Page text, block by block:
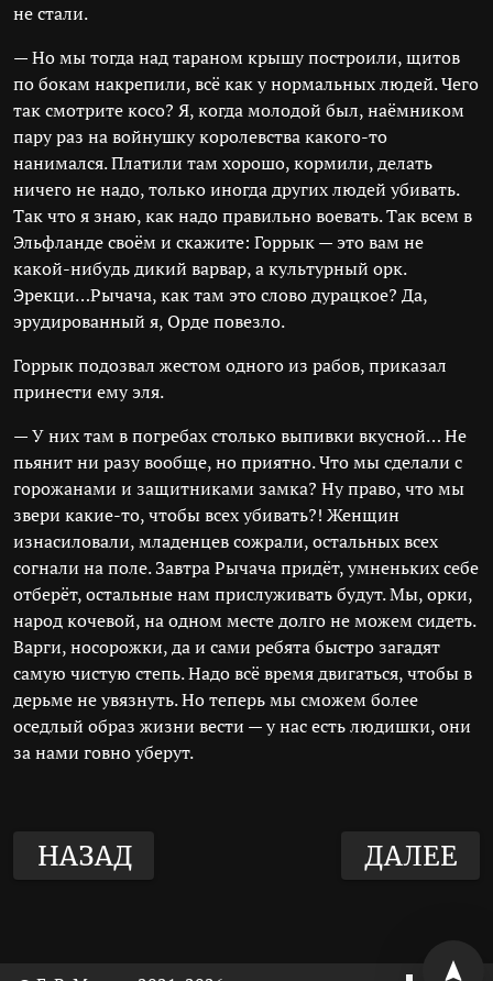
не стали.
— Но мы тогда над тараном крышу построили, щитов
по бокам накрепили, всё как у нормальных людей. Чего
так смотрите косо? Я, когда молодой был, наёмником
пару раз на войнушку королевства какого-то
нанимался. Платили там хорошо, кормили, делать
ничего не надо, только иногда других людей убивать.
Так что я знаю, как надо правильно воевать. Так всем в
Эльфланде своём и скажите: Горрык — это вам не
какой-нибудь дикий варвар, а культурный орк.
Эрекци…Рычача, как там это слово дурацкое? Да,
эрудированный я, Орде повезло.
Горрык подозвал жестом одного из рабов, приказал
принести ему эля.
— У них там в погребах столько выпивки вкусной… Не
пьянит ни разу вообще, но приятно. Что мы сделали с
горожанами и защитниками замка? Ну право, что мы
звери какие-то, чтобы всех убивать?! Женщин
изнасиловали, младенцев сожрали, остальных всех
согнали на поле. Завтра Рычача придёт, умненьких себе
отберёт, остальные нам прислуживать будут. Мы, орки,
народ кочевой, на одном месте долго не можем сидеть.
Варги, носорожки, да и сами ребята быстро загадят
самую чистую степь. Надо всё время двигаться, чтобы в
дерьме не увязнуть. Но теперь мы сможем более
оседлый образ жизни вести — у нас есть людишки, они
за нами говно уберут.
НАЗАД ДАЛЕЕ